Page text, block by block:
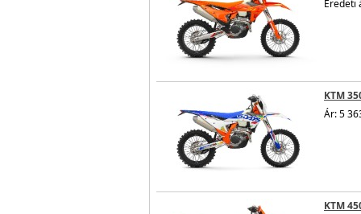
Eredeti
KTM
Ár: 5
KTM